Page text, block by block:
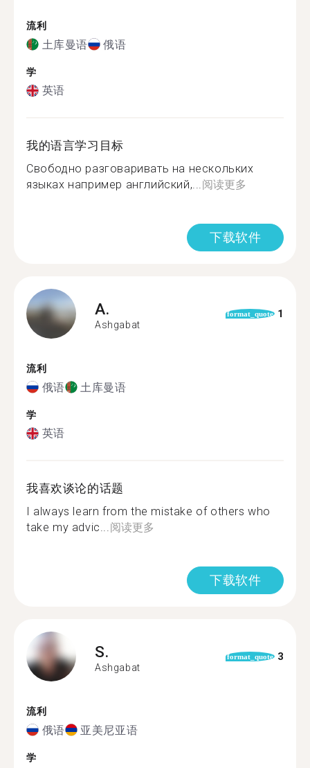
流利
土库曼语 俄语
学
英语
我的语言学习目标
Свободно разговаривать на нескольких
языках например английский,...阅读更多
下载软件
A.
Ashgabat
format_quote 1
流利
俄语 土库曼语
学
英语
我喜欢谈论的话题
I always learn from the mistake of others who
take my advic...阅读更多
下载软件
S.
Ashgabat
format_quote 3
流利
俄语 亚美尼亚语
学